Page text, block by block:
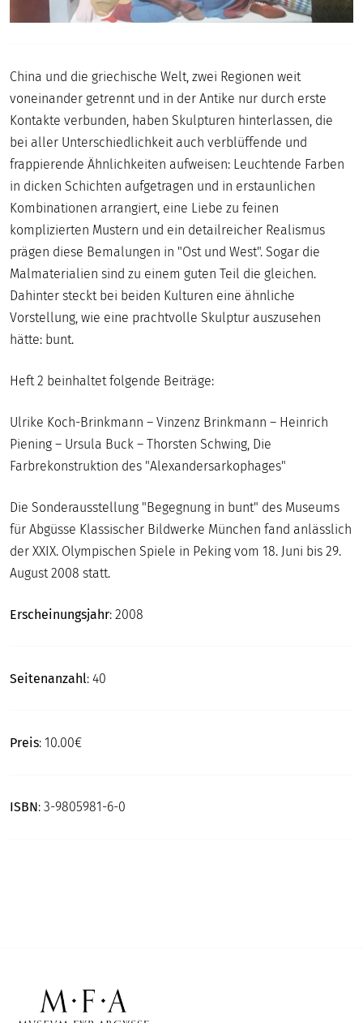
China und die griechische Welt, zwei Regionen weit
voneinander getrennt und in der Antike nur durch erste
Kontakte verbunden, haben Skulpturen hinterlassen, die
bei aller Unterschiedlichkeit auch verblüffende und
frappierende Ähnlichkeiten aufweisen: Leuchtende Farben
in dicken Schichten aufgetragen und in erstaunlichen
Kombinationen arrangiert, eine Liebe zu feinen
komplizierten Mustern und ein detailreicher Realismus
prägen diese Bemalungen in "Ost und West". Sogar die
Malmaterialien sind zu einem guten Teil die gleichen.
Dahinter steckt bei beiden Kulturen eine ähnliche
Vorstellung, wie eine prachtvolle Skulptur auszusehen
hätte: bunt.
Heft 2 beinhaltet folgende Beiträge:
Ulrike Koch-Brinkmann – Vinzenz Brinkmann – Heinrich
Piening – Ursula Buck – Thorsten Schwing, Die
Farbrekonstruktion des "Alexandersarkophages"
Die Sonderausstellung "Begegnung in bunt" des Museums
für Abgüsse Klassischer Bildwerke München fand anlässlich
der XXIX. Olympischen Spiele in Peking vom 18. Juni bis 29.
August 2008 statt.
Erscheinungsjahr: 2008
Seitenanzahl: 40
Preis: 10.00€
ISBN: 3-9805981-6-0